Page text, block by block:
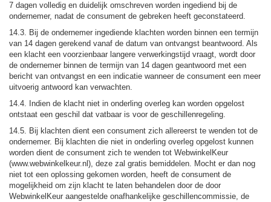
7 dagen volledig en duidelijk omschreven worden ingediend bij de
ondernemer, nadat de consument de gebreken heeft geconstateerd.
14.3. Bij de ondernemer ingediende klachten worden binnen een termijn
van 14 dagen gerekend vanaf de datum van ontvangst beantwoord. Als
een klacht een voorzienbaar langere verwerkingstijd vraagt, wordt door
de ondernemer binnen de termijn van 14 dagen geantwoord met een
bericht van ontvangst en een indicatie wanneer de consument een meer
uitvoerig antwoord kan verwachten.
14.4. Indien de klacht niet in onderling overleg kan worden opgelost
ontstaat een geschil dat vatbaar is voor de geschillenregeling.
14.5. Bij klachten dient een consument zich allereerst te wenden tot de
ondernemer. Bij k lachten die niet in onderling overleg opgelost kunnen
worden dient de consument zich te wenden tot WebwinkelKeur
(www.webwinkelkeur.nl ), deze zal gratis bemiddelen. Mocht er dan nog
niet tot een oplossing gekomen worden, heeft de consument de
mogelijkheid om zijn klacht te laten behandelen door de door
WebwinkelKeur aangestelde onafhankelijke geschillencommissie, de